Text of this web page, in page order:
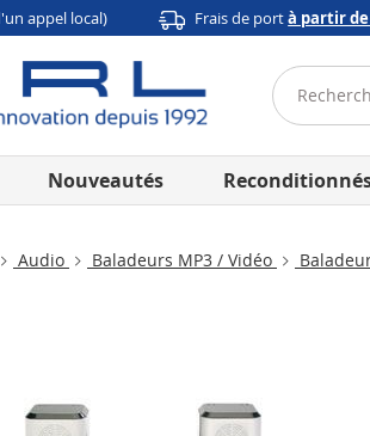
appel local) Frais de portà partir de
Nouveautés
Audio Baladeurs MP3 / Vidéo